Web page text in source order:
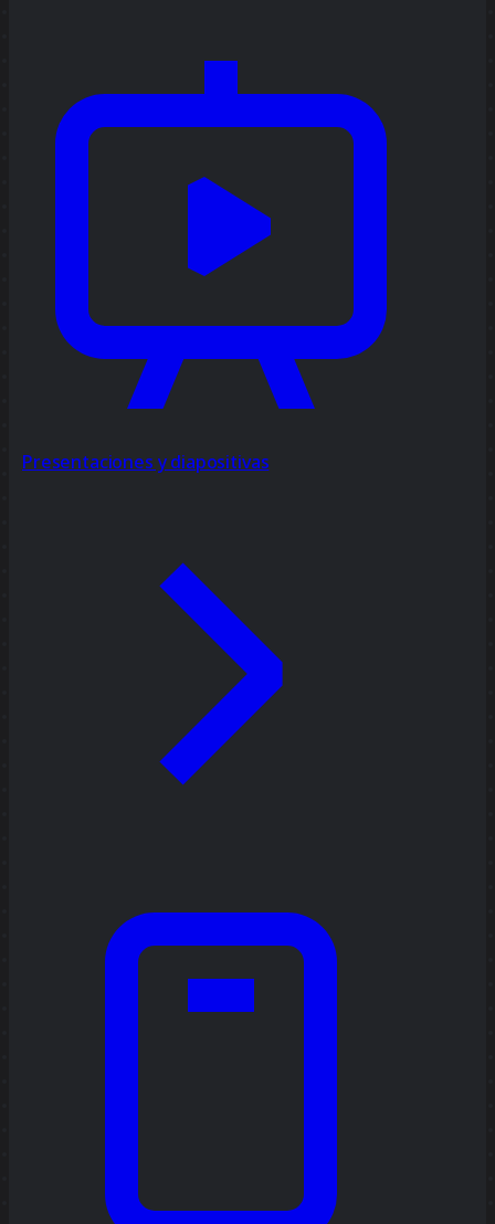
Presentaciones y diapositivas